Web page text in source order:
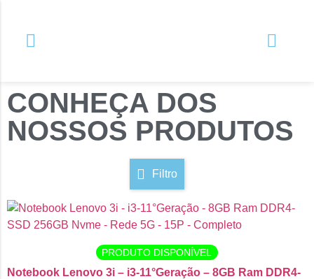
CONHEÇA DOS
NOSSOS PRODUTOS
Filtro
PRODUTO DISPONÍVEL
Notebook Lenovo 3i – i3-11°Geração – 8GB Ram DDR4-